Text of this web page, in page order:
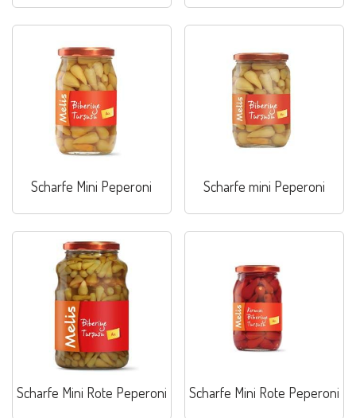
Scharfe Mini Peperoni Scharfe mini Peperoni
Scharfe Mini Rote Peperoni Scharfe Mini Rote Peperoni